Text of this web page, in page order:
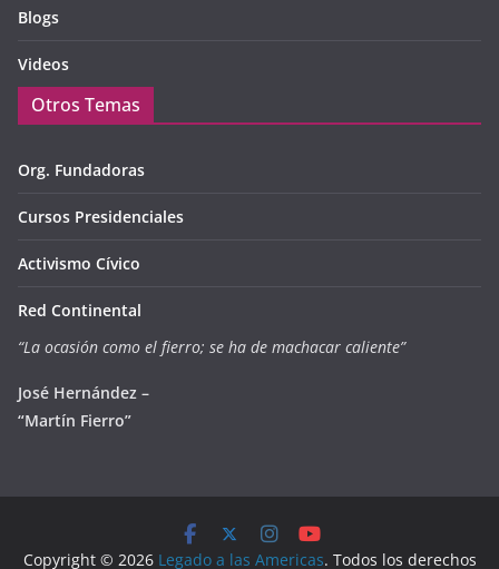
Blogs
Videos
Otros Temas
Org. Fundadoras
Cursos Presidenciales
Activismo Cívico
Red Continental
“La ocasión como el fierro; se ha de machacar caliente”
José Hernández –
“Martín Fierro”
Copyright © 2026 Legado a las Americas. Todos los derechos